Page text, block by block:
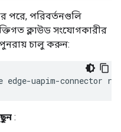
পরে, পরিবর্তনগুলি
ক্লাউড সংযোগকারীর
চালু করুন:
edge-uapim-connector
: